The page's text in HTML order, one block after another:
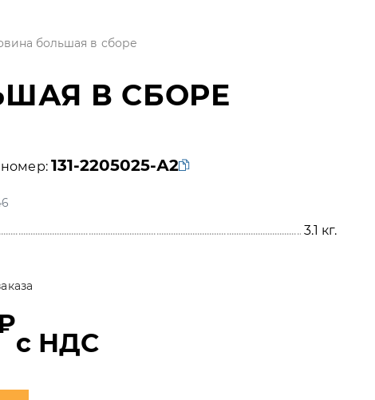
большая в сборе
В СБОРЕ
131-2205025-А2
3.1 кг.
с НДС